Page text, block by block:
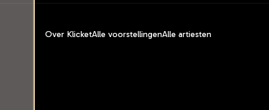
Over KlicketAlle voorstellingenAlle artiesten